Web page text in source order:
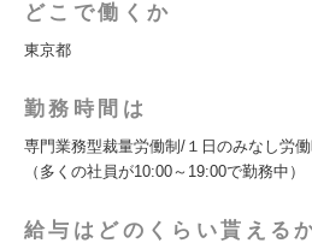
どこで働くか
東京都
勤務時間は
専門業務型裁量労働制/１日のみなし労
（多くの社員が10:00～19:00で勤務中）
給与はどのくらい貰える